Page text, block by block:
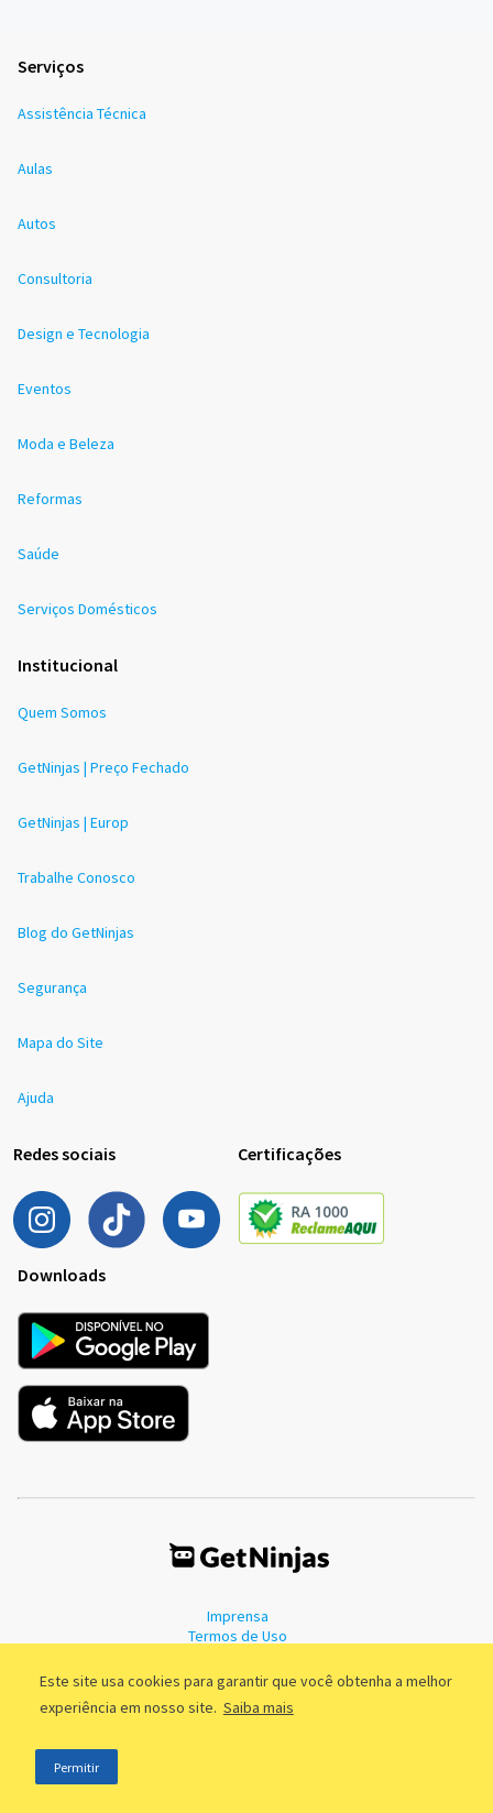
Este site usa cookies para garantir que você obtenha a melhor
experiência em nosso site. Saiba mais
Permitir
Serviços
Assistência Técnica
Aulas
Autos
Consultoria
Design e Tecnologia
Eventos
Moda e Beleza
Reformas
Saúde
Serviços Domésticos
Institucional
Quem Somos
GetNinjas | Preço Fechado
GetNinjas | Europ
Trabalhe Conosco
Blog do GetNinjas
Segurança
Mapa do Site
Ajuda
Redes sociais Certificações
Downloads
Imprensa
Termos de Uso
©2011 - 2026, GetNinjas LTDA. CNPJ 55.744.877/0001-89 - Rua Dr.
Fernandes Coelho, 85 - 3º andar - São Paulo/SP - Brasil